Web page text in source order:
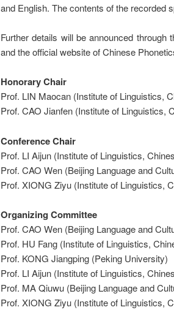
and English. The contents of the recorded
Further details will be announced through
and the official website of Chinese
Honorary Chair
Prof. LIN Maocan (Institute of Linguistics,
Prof. CAO Jianfen (Institute of Linguistics,
Conference Chair
Prof. LI Aijun (Institute of Linguistics,
Prof. CAO Wen (Beijing Language and
Prof. XIONG Ziyu (Institute of Linguistics,
Organizing Committee
Prof. CAO Wen (Beijing Language and
Prof. HU Fang (Institute of Linguistics,
Prof. KONG Jiangping (Peking University)
Prof. LI Aijun (Institute of Linguistics,
Prof. MA Qiuwu (Beijing Language and
Prof. XIONG Ziyu (Institute of Linguistics,